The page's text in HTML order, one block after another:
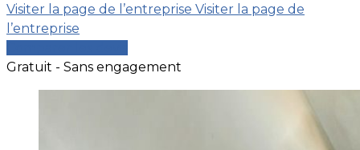
Visiter la page de l’entreprise Visiter la page de
l’entreprise
Gratuit - Sans engagement